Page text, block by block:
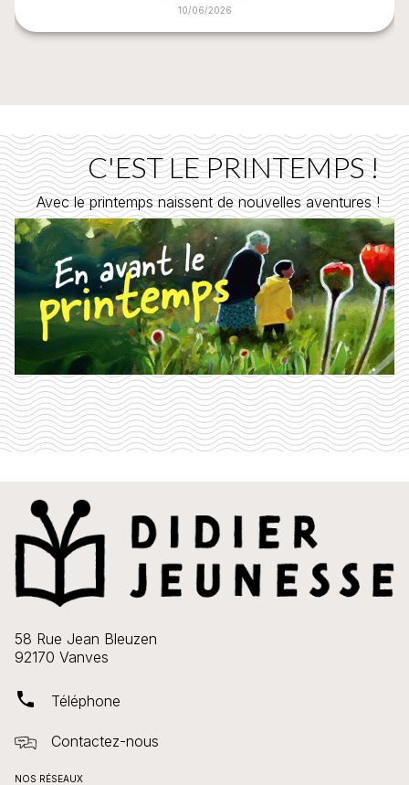
10/06/2026
C'EST LE PRINTEMPS !
Avec le printemps naissent de nouvelles aventures !
58 Rue Jean Bleuzen
92170 Vanves
phone Téléphone
Contactez-nous
NOS RÉSEAUX